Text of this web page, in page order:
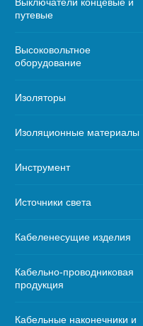
путевые
Высоковольтное
оборудование
Изоляторы
Изоляционные материалы
Инструмент
Источники света
Кабеленесущие изделия
Кабельно-проводниковая
продукция
Кабельные наконечники и